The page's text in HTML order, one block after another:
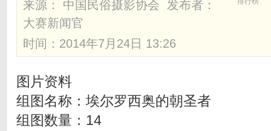
来源： 中国民俗摄影协会 发布者：
大赛新闻官
时间：2014年7月24日 13:26
图片资料
组图名称：埃尔罗西奥的朝圣者
组图数量：14